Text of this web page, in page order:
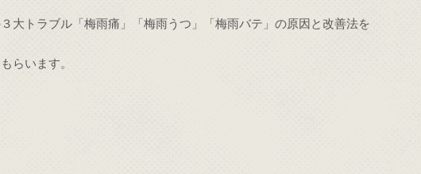
大トラブル「梅雨痛」「梅雨うつ」「梅雨バテ」の原因と改善法を
らいます。